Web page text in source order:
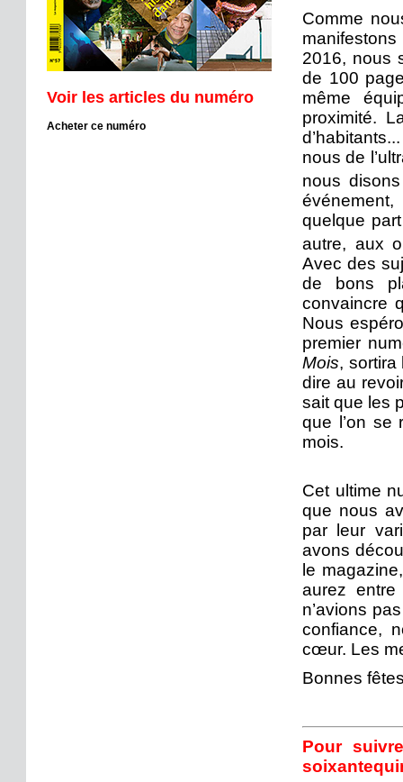
Voir les articles du numéro
Acheter ce numéro
Comme
2016, nous
de 100
même
proximité.
nous de
nous
quelque
autre, aux
Avec des
de bons
convaincre
Nous
premier
Mois, sortira
dire au
sait que les
que l’on se
mois.
Cet ultime
que nous
par leur
avons
le
aurez
n’avions
confiance,
cœur. Les
Bonnes
Pour